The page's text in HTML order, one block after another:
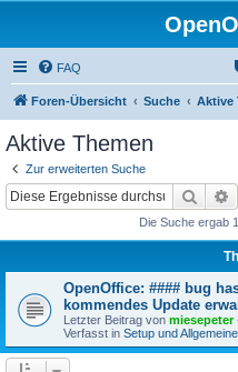
FAQ
Foren-Übersicht Suche Aktive
Aktive Themen
Zur erweiterten Suche
Suche
Die Suche ergab
OpenOffice: #### bug
kommendes Update
Letzter Beitrag von miesepeter
Verfasst in Setup und